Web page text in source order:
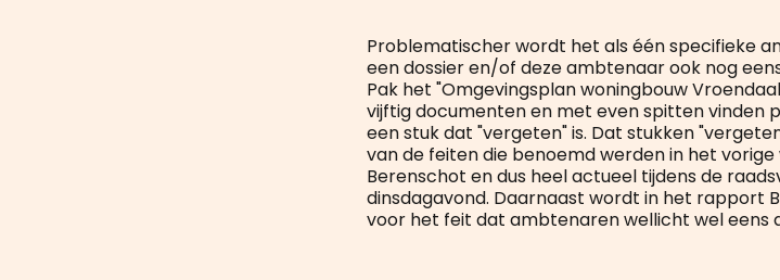
Problematischer wordt het als één specifieke
een dossier en/of deze ambtenaar ook nog
Pak het "Omgevingsplan woningbouw
vijftig documenten en met even spitten vinden
een stuk dat "vergeten" is. Dat stukken
van de feiten die benoemd werden in het
Berenschot en dus heel actueel tijdens de
dinsdagavond. Daarnaast wordt in het rapport
voor het feit dat ambtenaren wellicht wel eens